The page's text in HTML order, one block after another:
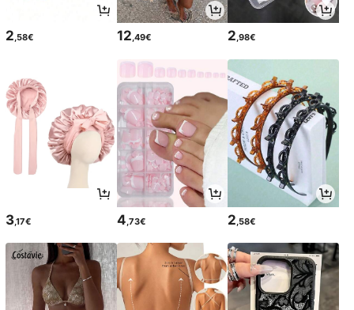
2,58€ 12,49€ 2,98€
3,17€ 4 ,73€ 2 ,58€